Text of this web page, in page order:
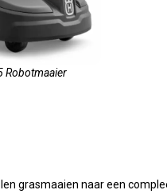
Robotmaaier
grasmaaien naar een